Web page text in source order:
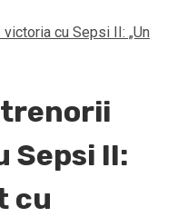
cu Sepsi II: „Un
Sepsi II:
cu